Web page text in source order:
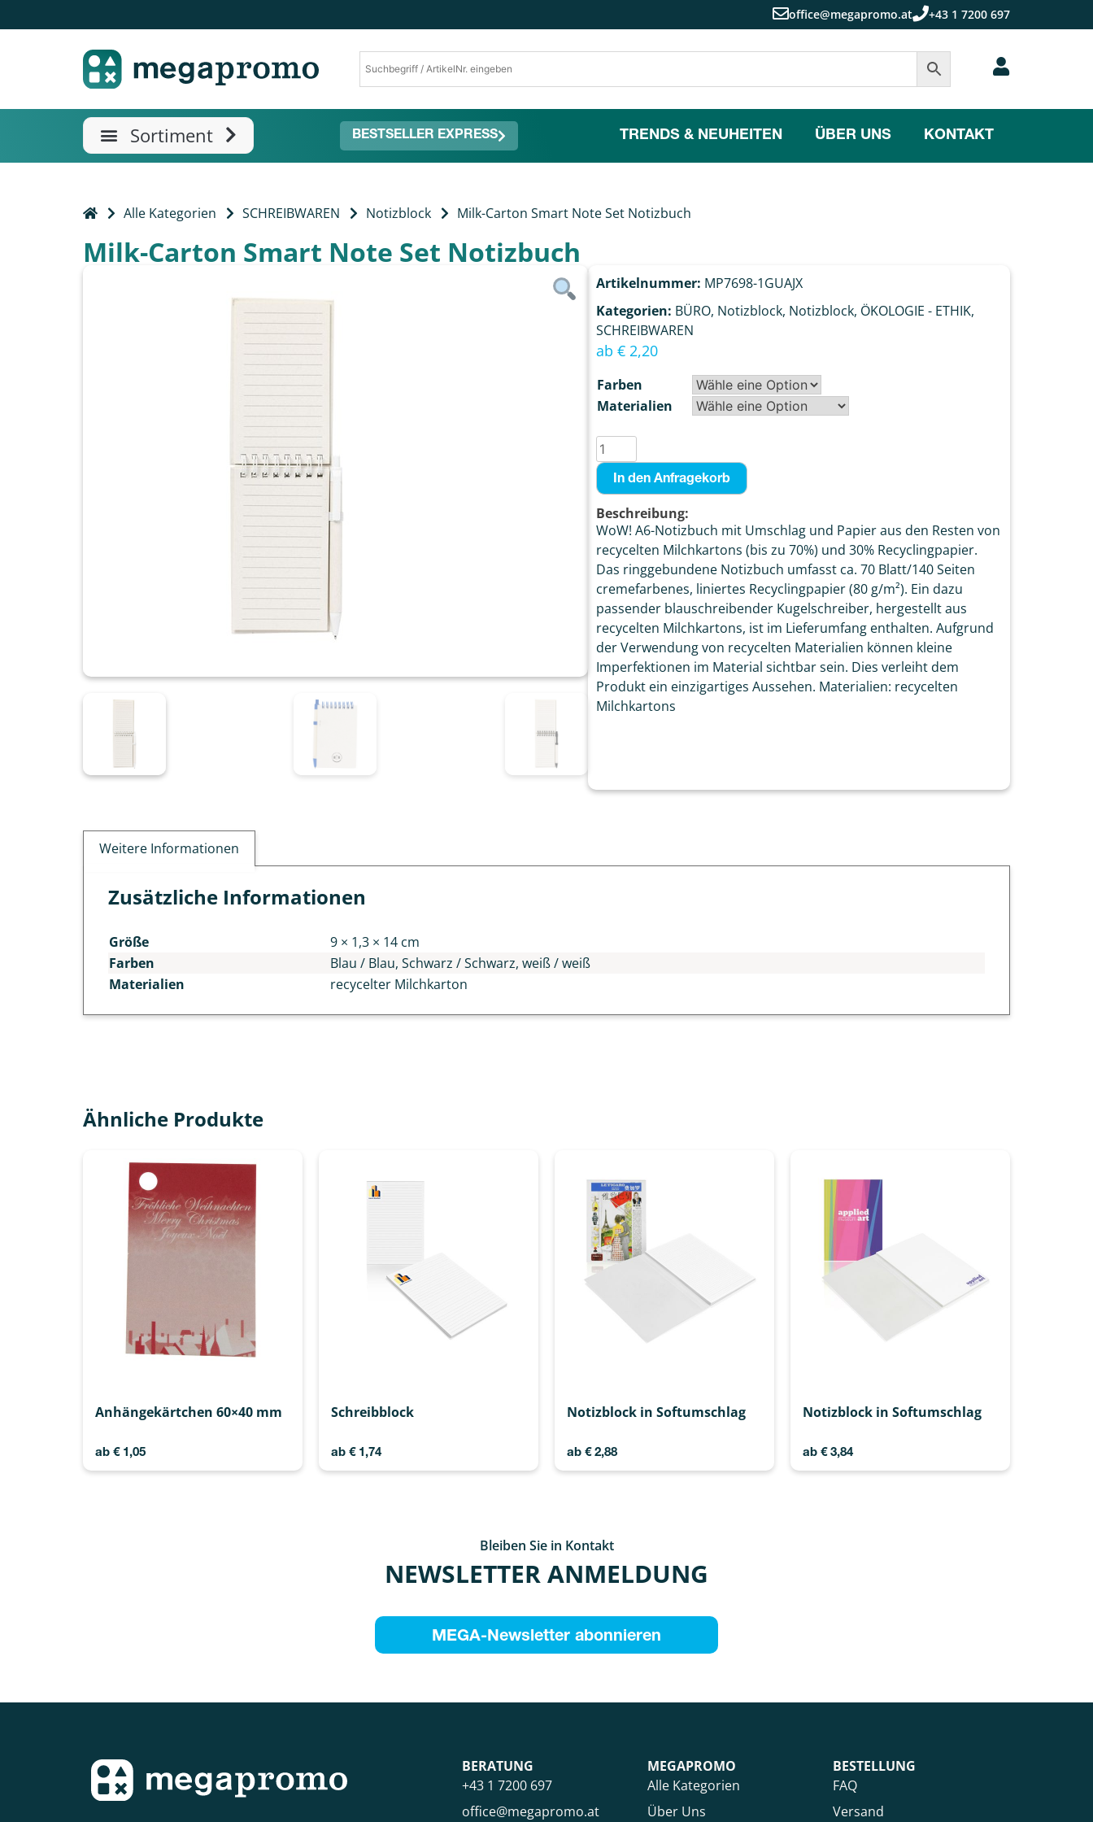
office@megapromo.at +43 1 7200 697
BESTSELLER EXPRESS TRENDS & NEUHEITEN ÜBER UNS KONTAKT
Alle Kategorien SCHREIBWAREN Notizblock Milk-Carton Smart Note Set Notizbuch
Milk-Carton Smart Note Set Notizbuch
Artikelnummer: MP7698-1GUAJX
Kategorien: BÜRO, Notizblock, Notizblock, ÖKOLOGIE - ETHIK,
SCHREIBWAREN
ab €2,20
Farben
Materialien
In den Anfragekorb
Beschreibung:
WoW! A6-Notizbuch mit Umschlag und Papier aus den Resten von
recycelten Milchkartons (bis zu 70%) und 30% Recyclingpapier.
Das ringgebundene Notizbuch umfasst ca. 70 Blatt/140 Seiten
cremefarbenes, liniertes Recyclingpapier (80 g/m²). Ein dazu
passender blauschreibender Kugelschreiber, hergestellt aus
recycelten Milchkartons, ist im Lieferumfang enthalten. Aufgrund
der Verwendung von recycelten Materialien können kleine
Imperfektionen im Material sichtbar sein. Dies verleiht dem
Produkt ein einzigartiges Aussehen. Materialien: recycelten
Milchkartons
Weitere Informationen
Zusätzliche Informationen
Größe
9 × 1,3 × 14 cm
Farben
Blau / Blau, Schwarz / Schwarz, weiß / weiß
Materialien
recycelter Milchkarton
Ähnliche Produkte
Anhängekärtchen 60×40 mm
ab €1,05
Schreibblock
ab €1,74
Notizblock in Softumschlag
ab €2,88
Notizblock in Softumschlag
ab €3,84
Bleiben Sie in Kontakt
NEWSLETTER ANMELDUNG
MEGA-Newsletter abonnieren
BERATUNG
+43 1 7200 697
office@megapromo.at
MEGAPROMO
Alle Kategorien
Über Uns
BESTELLUNG
FAQ
Versand